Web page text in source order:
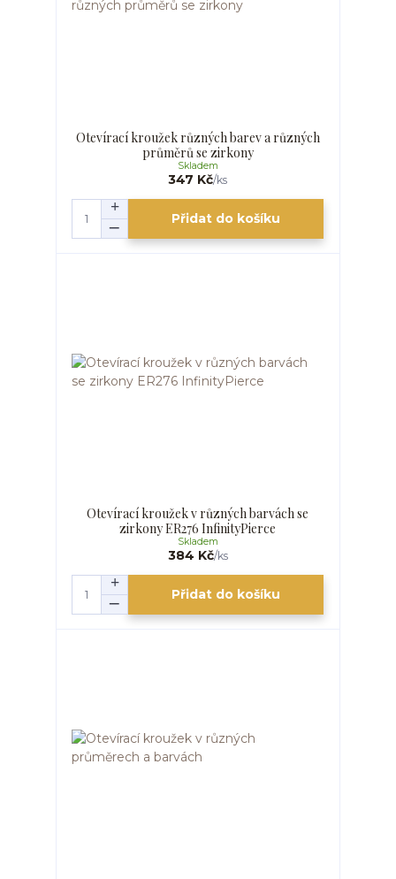
Otevírací kroužek různých barev a různých
průměrů se zirkony
347 Kč/ks
Skladem
Přidat do košíku
Otevírací kroužek v různých barvách se
zirkony ER276 InfinityPierce
384 Kč/ks
Skladem
Přidat do košíku